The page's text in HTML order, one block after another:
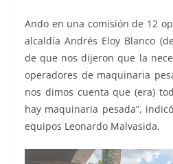
Ando en una comisión de 12
alcaldía Andrés Eloy Blanco
de que nos dijeron que la
operadores de maquinaria
nos dimos cuenta que (era)
hay maquinaria pesada”,
equipos Leonardo Malvasida.